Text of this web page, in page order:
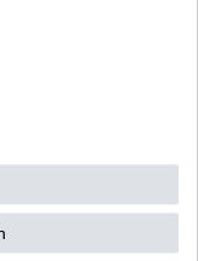
(
Termin